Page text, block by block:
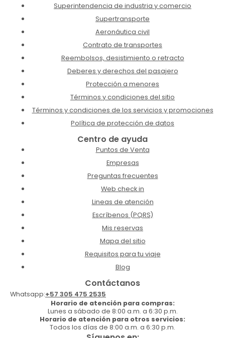
Superintendencia de industria y comercio
Supertransporte
Aeronáutica civil
Contrato de transportes
Reembolsos, desistimiento o retracto
Deberes y derechos del pasajero
Protección a menores
Términos y condiciones del sitio
Términos y condiciones de los servicios y promociones
Política de protección de datos
Centro de ayuda
Puntos de Venta
Empresas
Preguntas frecuentes
Web check in
Lineas de atención
Escríbenos (PQRS)
Mis reservas
Mapa del sitio
Requisitos para tu viaje
Blog
Contáctanos
Whatsapp:+57 305 475 2535
Horario de atención para compras:
Lunes a sábado de 8:00 a.m. a 6:30 p.m.
Horario de atención para otros servicios:
Todos los días de 8:00 a.m. a 6:30 p.m.